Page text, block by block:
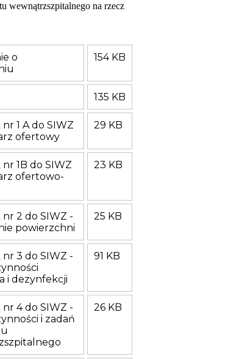
wewnątrzszpitalnego na rzecz
o
154 KB
135 KB
nr 1 A do SIWZ
ofertowy
29 KB
nr 1B do SIWZ
ofertowo-
23 KB
nr 2 do SIWZ -
powierzchni
25 KB
nr 3 do SIWZ -
i dezynfekcji
91 KB
nr 4 do SIWZ -
i zadań
26 KB